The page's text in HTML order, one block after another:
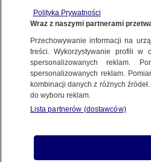
aresztowany. Teheran
nowej administracji
27.01.2021, 07:18
Udostępnij
Gholamhosejn Esmail
pochodzący z Iranu
Polityka Prywatności
Wraz z naszymi partnerami
Przechowywanie informacji na
treści. Wykorzystywanie profili w
spersonalizowanych reklam.
spersonalizowanych reklam.
kombinacji danych z różnych
do wyboru reklam.
Lista partnerów (dostawców)